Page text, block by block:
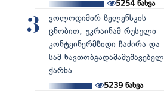
5254ნახვა
3
ვოლოდიმირ ზელენსკის
ცნობით, უკრაინამ რუსული
კონტეინერმზიდი ჩაძირა და
სამ ნავთობგადამამუშავებელ
ქარხა...
5239ნახვა